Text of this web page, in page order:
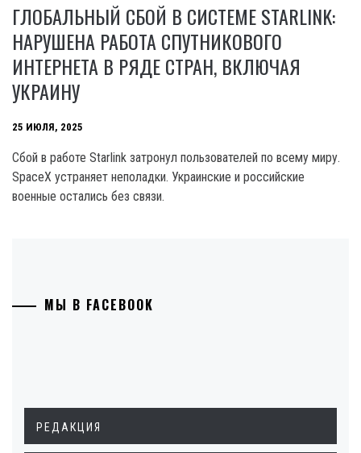
ГЛОБАЛЬНЫЙ СБОЙ В СИСТЕМЕ STARLINK:
НАРУШЕНА РАБОТА СПУТНИКОВОГО
ИНТЕРНЕТА В РЯДЕ СТРАН, ВКЛЮЧАЯ
УКРАИНУ
25 ИЮЛЯ, 2025
Сбой в работе Starlink затронул пользователей по всему миру.
SpaceX устраняет неполадки. Украинские и российские
военные остались без связи.
МЫ В FACEBOOK
РЕДАКЦИЯ